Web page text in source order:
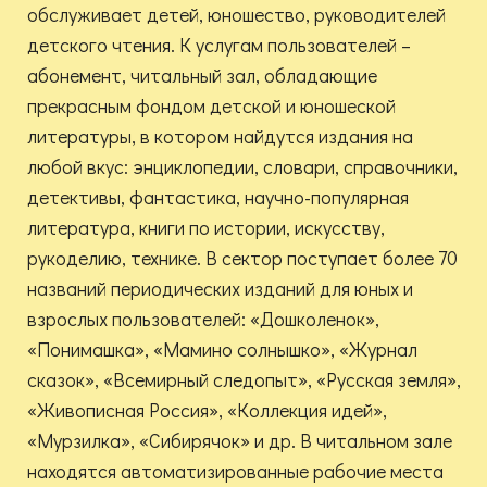
обслуживает детей, юношество, руководителей
детского чтения. К услугам пользователей –
абонемент, читальный зал, обладающие
прекрасным фондом детской и юношеской
литературы, в котором найдутся издания на
любой вкус: энциклопедии, словари, справочники,
детективы, фантастика, научно-популярная
литература, книги по истории, искусству,
рукоделию, технике. В сектор поступает более 70
названий периодических изданий для юных и
взрослых пользователей: «Дошколенок»,
«Понимашка», «Мамино солнышко», «Журнал
сказок», «Всемирный следопыт», «Русская земля»,
«Живописная Россия», «Коллекция идей»,
«Мурзилка», «Сибирячок» и др. В читальном зале
находятся автоматизированные рабочие места